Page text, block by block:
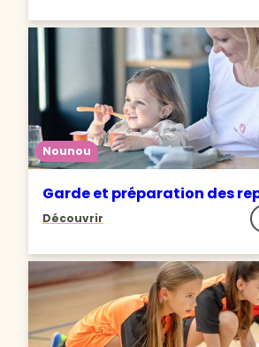
Nounou
Garde et préparation des
Découvrir